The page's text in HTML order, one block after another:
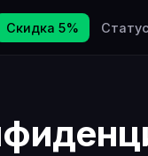
Скидка 5%